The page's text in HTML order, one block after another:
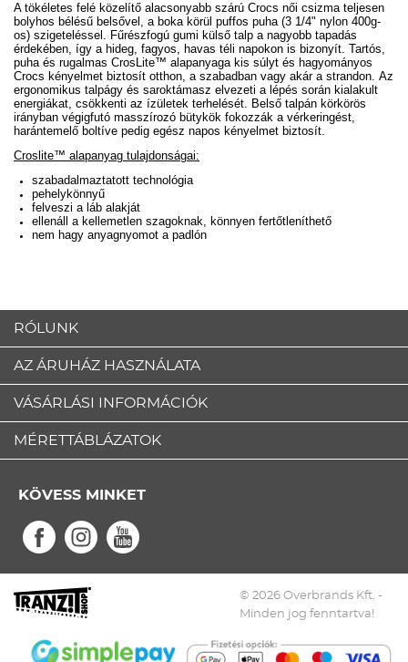
A tökéletes felé közelítő alacsonyabb szárú Crocs női csizma teljesen
bolyhos bélésű belsővel, a boka körül puffos puha (3 1/4" nylon 400g-
os) szigeteléssel. Fűrészfogú gumi külső talp a nagyobb tapadás
érdekében, így a hideg, fagyos, havas téli napokon is bizonyít. Tartós,
puha és rugalmas CrosLite™ alapanyaga kis súlyt és hagyományos
Crocs kényelmet biztosít otthon, a szabadban vagy akár a strandon. Az
ergonomikus talpágy és saroktámasz elvezeti a lépés során kialakult
energiákat, csökkenti az ízületek terhelését. Belső talpán körkörös
irányban végigfutó masszírozó bütykök fokozzák a vérkeringést,
harántemelő boltíve pedig egész napos kényelmet biztosít.
Croslite™ alapanyag tulajdonságai:
szabadalmaztatott technológia
pehelykönnyű
felveszi a láb alakját
ellenáll a kellemetlen szagoknak, könnyen fertőtleníthető
nem hagy anyagnyomot a padlón
RÓLUNK
AZ ÁRUHÁZ HASZNÁLATA
VÁSÁRLÁSI INFORMÁCIÓK
MÉRETTÁBLÁZATOK
KÖVESS MINKET
© 2026 Overbrands Kft. -
Minden jog fenntartva!